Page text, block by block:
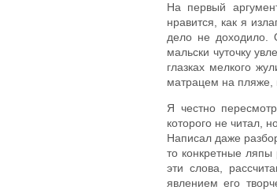
На первый
нравится, как я
дело не доходило.
мальски чуточку
глазках мелкого
матрацем на пляже,
Я честно
которого не читал,
Написал даже
то конкретные
эти слова,
явлением его